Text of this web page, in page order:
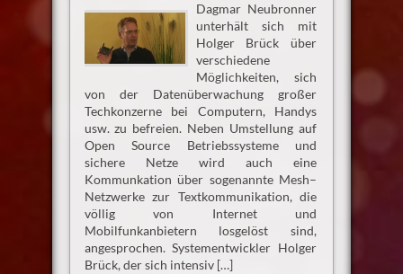
Dagmar Neubronner
unterhält sich mit
Holger Brück über
verschiedene
Möglichkeiten, sich
von der Datenüberwachung großer
Techkonzerne bei Computern, Handys
usw. zu befreien. Neben Umstellung auf
Open Source Betriebssysteme und
sichere Netze wird auch eine
Kommunkation über sogenannte Mesh–
Netzwerke zur Textkommunikation, die
völlig von Internet und
Mobilfunkanbietern losgelöst sind,
angesprochen. Systementwickler Holger
Brück, der sich intensiv […]